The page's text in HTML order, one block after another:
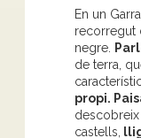
En un
recorregut
negre.
de terra,
propi.
castells,